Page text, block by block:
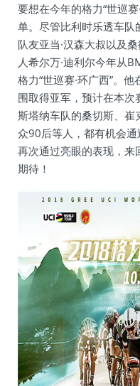
要想在今年的格力“世巡
单。尽管比利时乐透车队
队友亚当·汉森大叔以及
人希尔万·迪利尔今年从
格力“世巡赛·环广西”。
围取得亚军，预计在本
斯塔纳车队的桑切斯、崔
众90后等人，都有机会
再次通过亮眼的表现，来
期待！